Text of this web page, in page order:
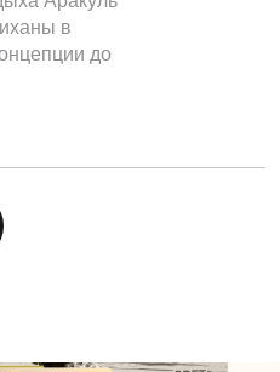
в
до